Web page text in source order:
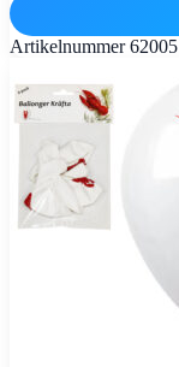
Artikelnummer62005